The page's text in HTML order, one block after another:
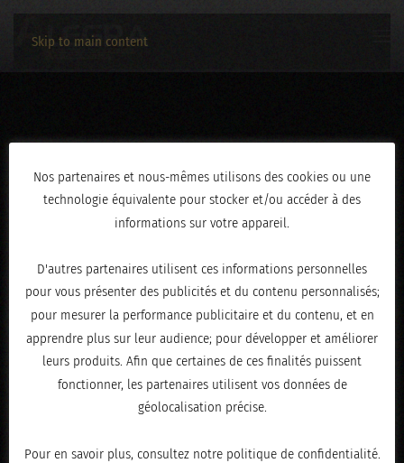
Skip to main content
3C2A0893
ÉCRIT LEAVRIL 30, 2026 .
Nos partenaires et nous-mêmes utilisons des cookies ou une
technologie équivalente pour stocker et/ou accéder à des
informations sur votre appareil.
D'autres partenaires utilisent ces informations personnelles
pour vous présenter des publicités et du contenu personnalisés;
pour mesurer la performance publicitaire et du contenu, et en
apprendre plus sur leur audience; pour développer et améliorer
leurs produits. Afin que certaines de ces finalités puissent
fonctionner, les partenaires utilisent vos données de
géolocalisation précise.
Pour en savoir plus, consultez notre politique de confidentialité.